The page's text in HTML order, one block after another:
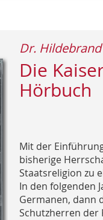
Die
Hörbuch
Dr.
Mit der
bisherige
Staatsreligion zu
In den folgenden
Germanen, dann
Schutzherren der